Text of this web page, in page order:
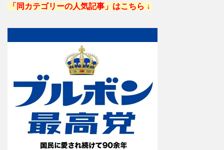
「同カテゴリーの人気記事」はこちら ↓